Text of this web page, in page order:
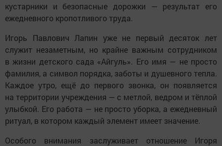
кустарники и безопасные дорожки — результат его
ежедневного кропотливого труда.
Игорь Павлович Лапин уже не первый десяток лет
служит незаметным, но крайне важным сотрудником
в жизни детского сада «Айгуль». Его имя — не просто
фамилия, а символ порядка, заботы и душевного тепла.
Каждое утро, ещё до первого звонка, он появляется
на территории учреждения — с метлой, ведром и тёплой
улыбкой. Его работа — не просто уборка, а ежедневный
ритуал, в котором каждый элемент имеет значение.
Особого внимания заслуживает отношение Игоря